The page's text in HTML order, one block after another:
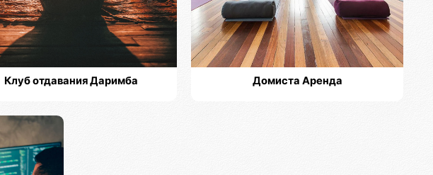
Клуб отдавания Даримба Домиста Аренда